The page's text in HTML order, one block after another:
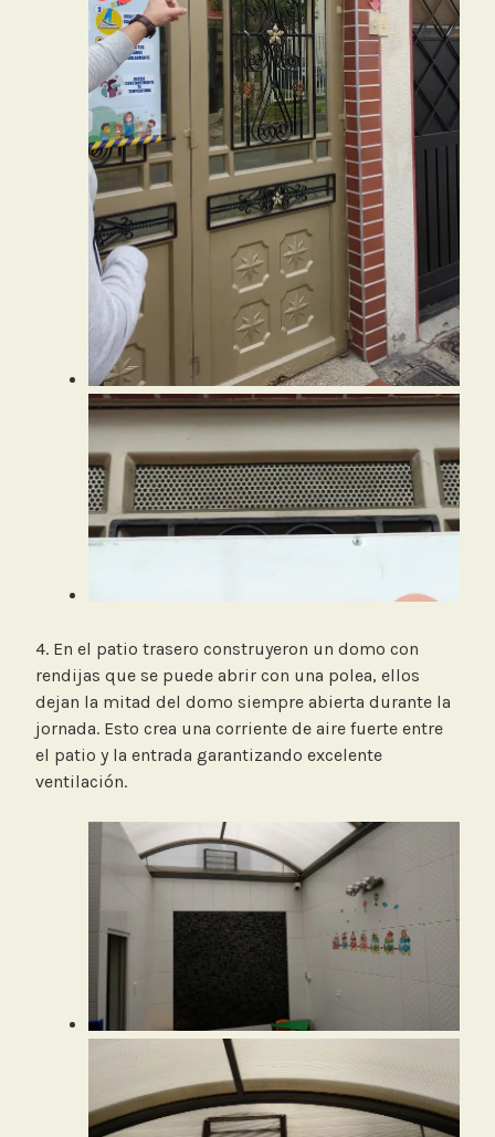
4. En el patio trasero construyeron un domo con
rendijas que se puede abrir con una polea, ellos
dejan la mitad del domo siempre abierta durante la
jornada. Esto crea una corriente de aire fuerte entre
el patio y la entrada garantizando excelente
ventilación.